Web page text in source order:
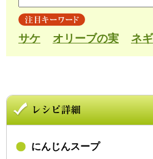
サケ オリーブの実 ネギ
にんじんスープ